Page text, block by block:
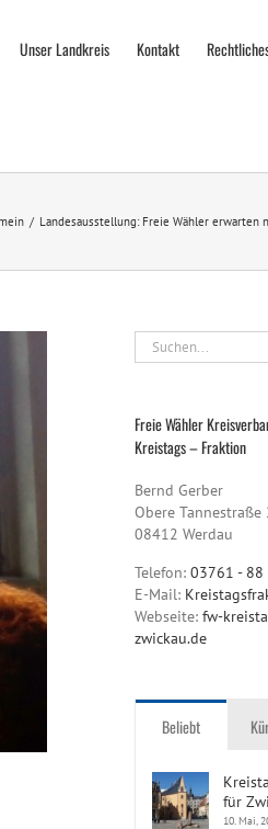
Unser Landkreis Kontakt
Landesausstellung: Freie Wähler erwarten
Suche
nach:
Freie Wähler
Kreistags – Fraktion
Bernd Gerber
Obere Tannestraße
08412 Werdau
Telefon: 03761 - 88
E-Mail:
Webseite: fw-
zwickau.de
Beliebt
für
10. Mai,